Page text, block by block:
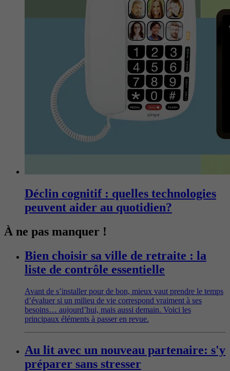
Déclin cognitif : quelles technologies
peuvent aider au quotidien?
À ne pas manquer !
Bien choisir sa ville de retraite : la
liste de contrôle essentielle
Avant de s’installer pour de bon, mieux vaut prendre le temps
d’évaluer si un milieu de vie correspond vraiment à ses
besoins… aujourd’hui, mais aussi demain. Voici les
principaux éléments à passer en revue.
Au lit avec un nouveau partenaire: s'y
préparer sans stresser